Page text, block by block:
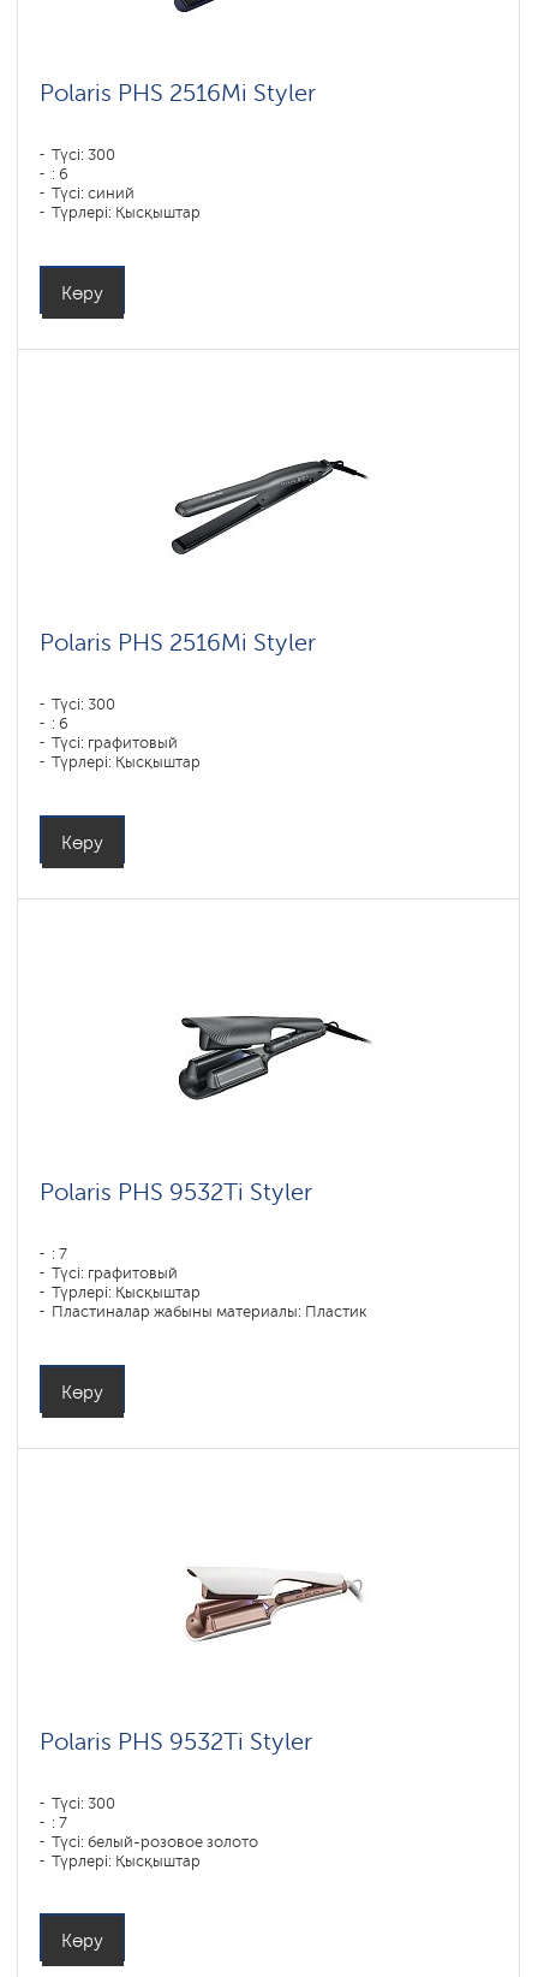
Polaris PHS 2516Mi Styler
Түсі: 300
: 6
Түсі: синий
Түрлері: Қысқыштар
Көру
Polaris PHS 2516Mi Styler
Түсі: 300
: 6
Түсі: графитовый
Түрлері: Қысқыштар
Көру
Polaris PHS 9532Ti Styler
: 7
Түсі: графитовый
Түрлері: Қысқыштар
Пластиналар жабыны материалы: Пластик
Көру
Polaris PHS 9532Ti Styler
Түсі: 300
: 7
Түсі: белый-розовое золото
Түрлері: Қысқыштар
Көру